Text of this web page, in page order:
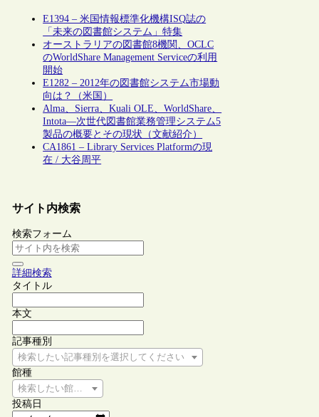
E1394 – 米国情報標準化機構ISQ誌の
「未来の図書館システム」特集
オーストラリアの図書館8機関、OCLC
のWorldShare Management Serviceの利用
開始
E1282 – 2012年の図書館システム市場動
向は？（米国）
Alma、Sierra、Kuali OLE、WorldShare、
Intota―次世代図書館業務管理システム5
製品の概要とその現状（文献紹介）
CA1861 – Library Services Platformの現
在 / 大谷周平
サイト内検索
検索フォーム
詳細検索
タイトル
本文
記事種別
検索したい記事種別を選択してください
館種
検索したい館種を選択してください
投稿日